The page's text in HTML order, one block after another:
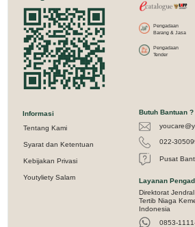
Pengadaan
Barang & Jasa
Pengadaan
Tender
Informasi
Tentang Kami
Syarat dan Ketentuan
Kebijakan Privasi
Youtyliety Salam
Butuh Bantuan
022-
Pusat
Layanan
Direktorat
Tertib Niaga
Indonesia
0853-